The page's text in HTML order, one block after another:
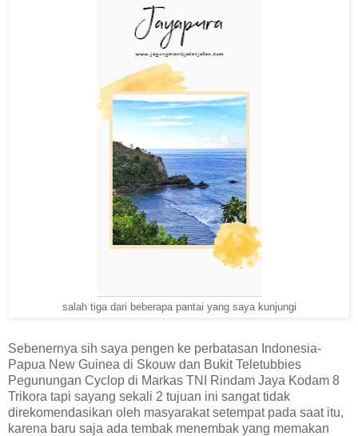
salah tiga dari beberapa pantai yang saya kunjungi
Sebenernya sih saya pengen ke perbatasan Indonesia-
Papua New Guinea di Skouw dan Bukit Teletubbies
Pegunungan Cyclop di Markas TNI Rindam Jaya Kodam 8
Trikora tapi sayang sekali 2 tujuan ini sangat tidak
direkomendasikan oleh masyarakat setempat pada saat itu,
karena baru saja ada tembak menembak yang memakan